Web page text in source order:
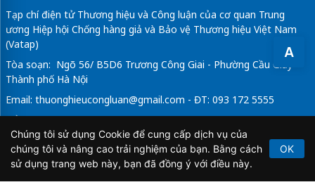
A
Tạp chí điện tử Thương hiệu và Công luận của cơ quan Trung
ương Hiệp hội Chống hàng giả và Bảo vệ Thương hiệu Việt Nam
(Vatap)
Tòa soạn: Ngõ 56/ B5D6 Trương Công Giai - Phường Cầu Giấy -
Thành phố Hà Nội
Email: thuonghieucongluan@gmail.com - ĐT: 093 172 5555
Tổng Biên Tập: Vũ Đức Thuận
Giấy phép hoạt động báo chí điện tử số 64/GP-BTTTT do Bộ
Thông tin và Truyền thông cấp ngày 21/2/2020.
Chúng tôi sử dụng Cookie để cung cấp dịch vụ của
chúng tôi và nâng cao trải nghiệm của bạn. Bằng cách
sử dụng trang web này, bạn đã đồng ý với điều này.
OK